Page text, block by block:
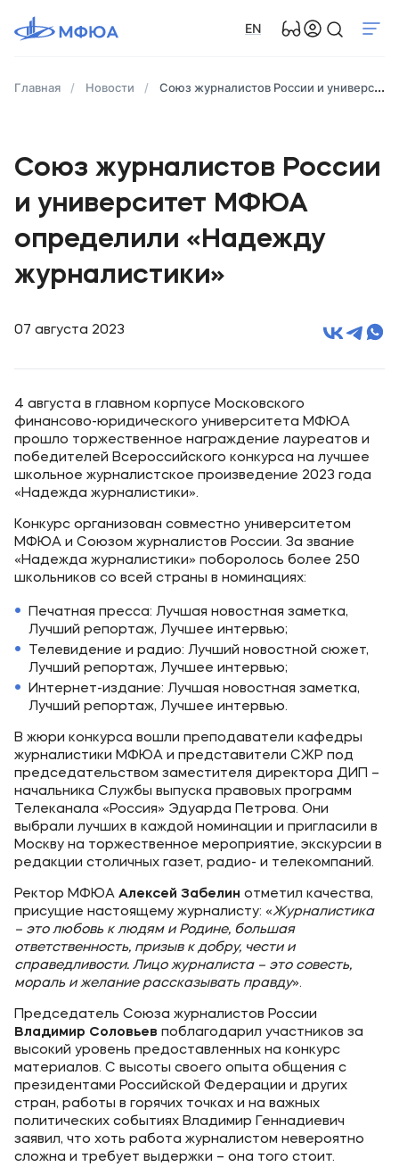
EN
Главная Новости Союз журналистов России и университет МФЮА определили «Надежду журналистики»
Союз журналистов России
и университет МФЮА
определили «Надежду
журналистики»
07 августа 2023
4 августа в главном корпусе Московского
финансово-юридического университета МФЮА
прошло торжественное награждение лауреатов и
победителей Всероссийского конкурса на лучшее
школьное журналистское произведение 2023 года
«Надежда журналистики».
Конкурс организован совместно университетом
МФЮА и Союзом журналистов России. За звание
«Надежда журналистики» поборолось более 250
школьников со всей страны в номинациях:
Печатная пресса: Лучшая новостная заметка,
Лучший репортаж, Лучшее интервью;
Телевидение и радио: Лучший новостной сюжет,
Лучший репортаж, Лучшее интервью;
Интернет-издание: Лучшая новостная заметка,
Лучший репортаж, Лучшее интервью.
В жюри конкурса вошли преподаватели кафедры
журналистики МФЮА и представители СЖР под
председательством заместителя директора ДИП –
начальника Службы выпуска правовых программ
Телеканала «Россия» Эдуарда Петрова. Они
выбрали лучших в каждой номинации и пригласили в
Москву на торжественное мероприятие, экскурсии в
редакции столичных газет, радио- и телекомпаний.
Ректор МФЮА Алексей Забелин отметил качества,
присущие настоящему журналисту: «Журналистика
– это любовь к людям и Родине, большая
ответственность, призыв к добру, чести и
справедливости. Лицо журналиста – это совесть,
мораль и желание рассказывать правду».
Председатель Союза журналистов России
Владимир Соловьев поблагодарил участников за
высокий уровень предоставленных на конкурс
материалов. С высоты своего опыта общения с
президентами Российской Федерации и других
стран, работы в горячих точках и на важных
политических событиях Владимир Геннадиевич
заявил, что хоть работа журналистом невероятно
сложна и требует выдержки – она того стоит.